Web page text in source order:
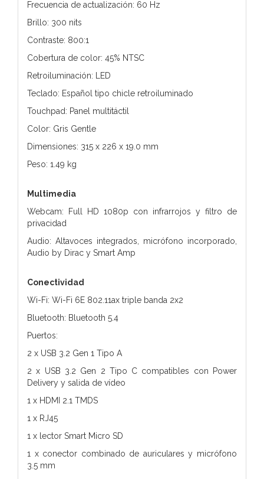
Frecuencia de actualización: 60 Hz
Brillo: 300 nits
Contraste: 800:1
Cobertura de color: 45% NTSC
Retroiluminación: LED
Teclado: Español tipo chicle retroiluminado
Touchpad: Panel multitáctil
Color: Gris Gentle
Dimensiones: 315 x 226 x 19.0 mm
Peso: 1.49 kg
Multimedia
Webcam: Full HD 1080p con infrarrojos y filtro de
privacidad
Audio: Altavoces integrados, micrófono incorporado,
Audio by Dirac y Smart Amp
Conectividad
Wi-Fi: Wi-Fi 6E 802.11ax triple banda 2x2
Bluetooth: Bluetooth 5.4
Puertos:
2 x USB 3.2 Gen 1 Tipo A
2 x USB 3.2 Gen 2 Tipo C compatibles con Power
Delivery y salida de vídeo
1 x HDMI 2.1 TMDS
1 x RJ45
1 x lector Smart Micro SD
1 x conector combinado de auriculares y micrófono
3.5 mm